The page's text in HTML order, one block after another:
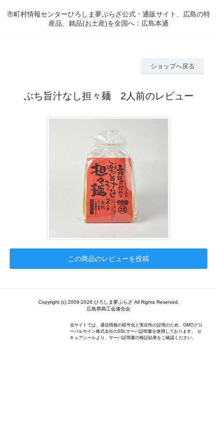
市町村情報センターひろしま夢ぷらざ公式・通販サイト、広島の特
産品、銘品(お土産)を全国へ：広島本通
ショップへ戻る
ぶち旨汁なし担々麺 2人前のレビュー
この商品のレビューを投稿
Copyright (c) 2009-2026 ひろしま夢ぷらざ All Rights Reserved.
広島県商工会連合会
当サイトでは、通信情報の暗号化と実在性の証明のため、GMOグロ
ーバルサイン株式会社のSSLサーバ証明書を使用しております。 セ
キュアシールより、サーバ証明書の検証結果をご確認ください。